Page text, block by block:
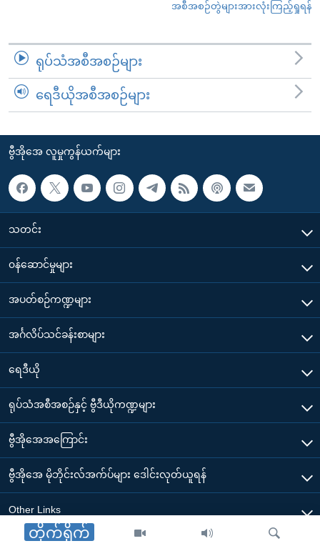
တိုက်ရိုက်
အစီအစဉ်တွဲများအားလုံးကြည့်ရှုရန်
ရုပ်သံအစီအစဉ်များ
ရေဒီယိုအစီအစဉ်များ
ဗွီအိုအေ လူမှုကွန်ယက်များ
သတင်း
၀န်ဆောင်မှုများ
အပတ်စဉ်ကဏ္ဍများ
အင်္ဂလိပ်သင်ခန်းစာများ
ရေဒီယို
ရုပ်သံအစီအစဉ်နှင့် ဗွီဒီယိုကဏ္ဍများ
ဗွီအိုအေအကြောင်း
ဗွီအိုအေ မိုဘိုင်းလ်အက်ပ်များ ဒေါင်းလုတ်ယူရန်
Other Links